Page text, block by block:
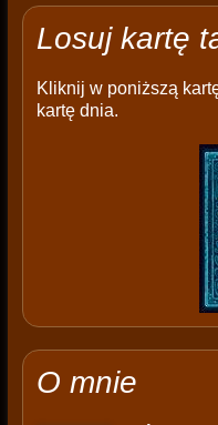
Losuj kartę
Kliknij w poniższą
kartę dnia.
O mnie